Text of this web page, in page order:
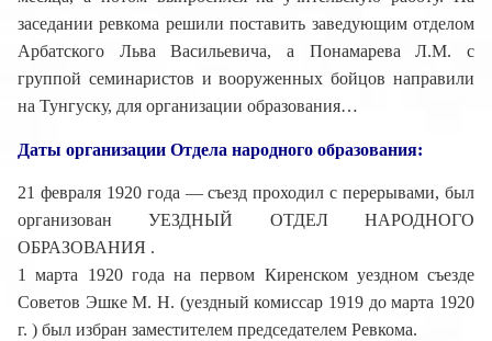
заседании ревкома решили поставить заведующим отделом
Арбатского Льва Васильевича, а Понамарева Л.М. с
группой семинаристов и вооруженных бойцов направили
на Тунгуску, для организации образования…
Даты организации Отдела народного образования:
21 февраля 1920 года — съезд проходил с перерывами, был
организован УЕЗДНЫЙ ОТДЕЛ НАРОДНОГО
ОБРАЗОВАНИЯ .
1 марта 1920 года на первом Киренском уездном съезде
Советов Эшке М. Н. (уездный комиссар 1919 до марта 1920
г. ) был избран заместителем председателем Ревкома.